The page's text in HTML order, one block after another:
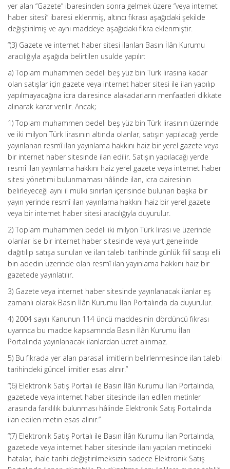
yer alan “Gazete” ibaresinden sonra gelmek üzere “veya internet
haber sitesi” ibaresi eklenmiş, altıncı fıkrası aşağıdaki şekilde
değiştirilmiş ve aynı maddeye aşağıdaki fıkra eklenmiştir.
“(3) Gazete ve internet haber sitesi ilanları Basın İlân Kurumu
aracılığıyla aşağıda belirtilen usulde yapılır:
a) Toplam muhammen bedeli beş yüz bin Türk lirasına kadar
olan satışlar için gazete veya internet haber sitesi ile ilan yapılıp
yapılmayacağına icra dairesince alakadarların menfaatleri dikkate
alınarak karar verilir. Ancak;
1) Toplam muhammen bedeli beş yüz bin Türk lirasının üzerinde
ve iki milyon Türk lirasının altında olanlar, satışın yapılacağı yerde
yayınlanan resmî ilan yayınlama hakkını haiz bir yerel gazete veya
bir internet haber sitesinde ilan edilir. Satışın yapılacağı yerde
resmî ilan yayınlama hakkını haiz yerel gazete veya internet haber
sitesi yönetimi bulunmaması hâlinde ilan, icra dairesinin
belirleyeceği aynı il mülki sınırları içerisinde bulunan başka bir
yayın yerinde resmî ilan yayınlama hakkını haiz bir yerel gazete
veya bir internet haber sitesi aracılığıyla duyurulur.
2) Toplam muhammen bedeli iki milyon Türk lirası ve üzerinde
olanlar ise bir internet haber sitesinde veya yurt genelinde
dağıtılıp satışa sunulan ve ilan talebi tarihinde günlük fiilî satışı elli
bin adedin üzerinde olan resmî ilan yayınlama hakkını haiz bir
gazetede yayınlatılır.
3) Gazete veya internet haber sitesinde yayınlanacak ilanlar eş
zamanlı olarak Basın İlân Kurumu İlan Portalında da duyurulur.
4) 2004 sayılı Kanunun 114 üncü maddesinin dördüncü fıkrası
uyarınca bu madde kapsamında Basın İlân Kurumu İlan
Portalında yayınlanacak ilanlardan ücret alınmaz.
5) Bu fıkrada yer alan parasal limitlerin belirlenmesinde ilan talebi
tarihindeki güncel limitler esas alınır.”
“(6) Elektronik Satış Portalı ile Basın İlân Kurumu İlan Portalında,
gazetede veya internet haber sitesinde ilan edilen metinler
arasında farklılık bulunması hâlinde Elektronik Satış Portalında
ilan edilen metin esas alınır.”
“(7) Elektronik Satış Portalı ile Basın İlân Kurumu İlan Portalında,
gazetede veya internet haber sitesinde ilanı yapılan metindeki
hatalar, ihale tarihi değiştirilmeksizin sadece Elektronik Satış